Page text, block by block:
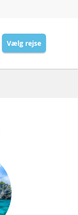
Vælg rejse